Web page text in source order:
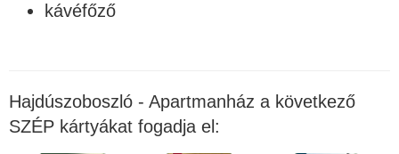
kávéfőző
Hajdúszoboszló - Apartmanház a következő
SZÉP kártyákat fogadja el: